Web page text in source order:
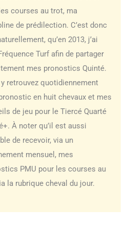
courses au trot, ma
de prédilection. C’est donc
qu’en 2013, j’ai
Turf afin de partager
mes pronostics Quinté.
retrouvez quotidiennement
en huit chevaux et mes
de jeu pour le Tiercé Quarté
À noter qu’il est aussi
de recevoir, via un
mensuel, mes
PMU pour les courses au
la rubrique cheval du jour.